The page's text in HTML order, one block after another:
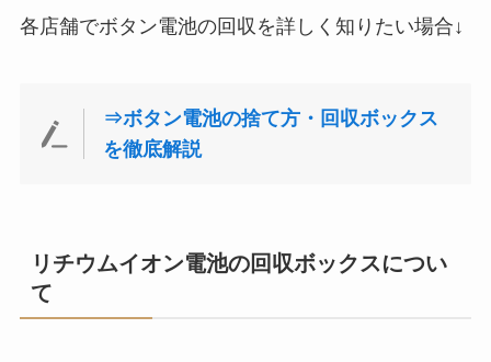
各店舗でボタン電池の回収を詳しく知りたい場合↓
⇒ボタン電池の捨て方・回収ボックス
を徹底解説
リチウムイオン電池の回収ボックスについ
て